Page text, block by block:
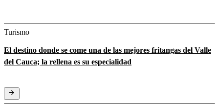
Turismo
El destino donde se come una de las mejores fritangas del Valle
del Cauca; la rellena es su especialidad